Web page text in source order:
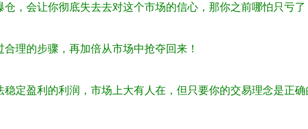
，会让你彻底失去去对这个市场的信心，那你之前哪怕只亏
理的步骤，再加倍从市场中抢夺回来！
定盈利的利润，市场上大有人在，但只要你的交易理念是正